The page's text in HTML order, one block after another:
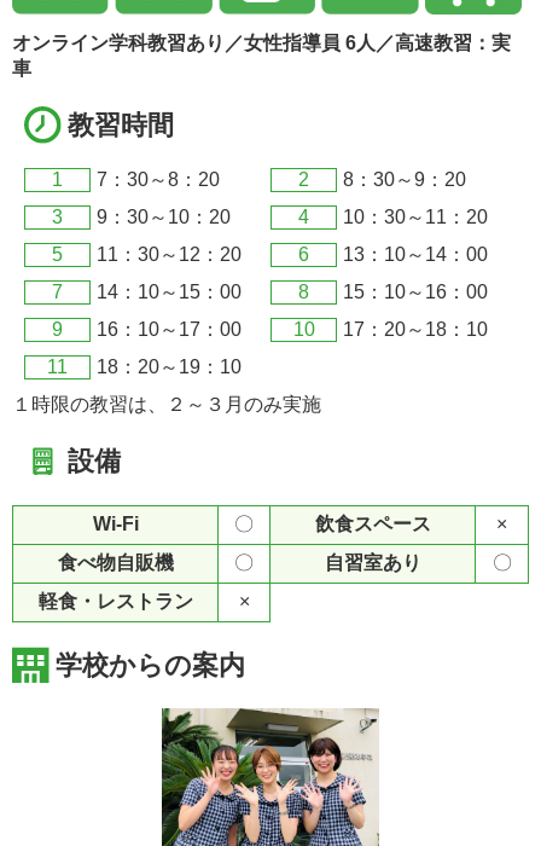
オンライン学科教習あり／女性指導員 6人／高速教習：実
車
教習時間
1 7：30～8：20 2
8：30～9：20
3
9：30～10：20 4
10：30～11：20
5
11：30～12：20 6
13：10～14：00
7
14：10～15：00 8
15：10～16：00
9
16：10～17：00 10
17：20～18：10
11
18：20～19：10
１時限の教習は、２～３月のみ実施
設備
Wi-Fi 〇 飲食スペース
×
食べ物自販機
〇 自習室あり
〇
軽食・レストラン
×
学校からの案内